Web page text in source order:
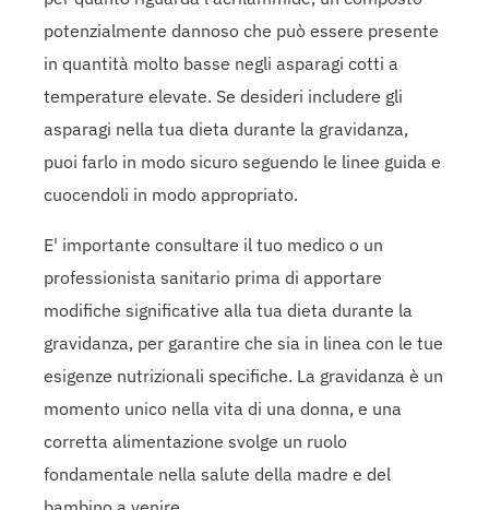
potenzialmente dannoso che può essere presente
in quantità molto basse negli asparagi cotti a
temperature elevate. Se desideri includere gli
asparagi nella tua dieta durante la gravidanza,
puoi farlo in modo sicuro seguendo le linee guida e
cuocendoli in modo appropriato.
E' importante consultare il tuo medico o un
professionista sanitario prima di apportare
modifiche significative alla tua dieta durante la
gravidanza, per garantire che sia in linea con le tue
esigenze nutrizionali specifiche. La gravidanza è un
momento unico nella vita di una donna, e una
corretta alimentazione svolge un ruolo
fondamentale nella salute della madre e del